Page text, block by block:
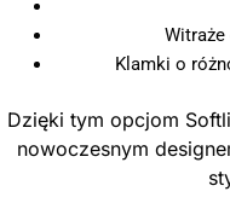
Witraże
Klamki o
Dzięki tym opcjom
nowoczesnym